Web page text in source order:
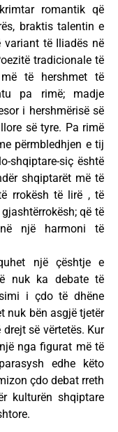
romantik që
braktis talentin e
variant të Iliadës në
tradicionale të
të hershmet të
pa rimë; madje
i hershmërisë së
së tyre. Pa rimë
përmbledhjen e tij
shqiptare-siç është
shqiptarët më të
rrokësh të lirë , të
që të
një harmoni të
një çështje e
nuk ka debate të
i çdo të dhëne
nuk bën asgjë tjetër
së vërtetës. Kur
nga figurat më të
edhe këto
çdo debat rreth
kulturën shqiptare